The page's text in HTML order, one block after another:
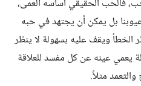
فالحب الحقيقي أساسه العمى،
بل يمكن أن يجتهد في حبه
الخطأ ويقف عليه بسهولة لا ينظر
يعمي عينه عن كل مفسد للعلاقة
مثلاً.